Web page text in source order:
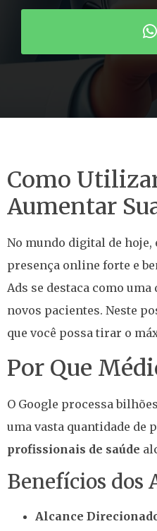
Como
Aumentar
No mundo digital de hoje,
presença online forte e
Ads se destaca como
novos pacientes. Neste
que você possa tirar o
Por Que
O Google processa
uma vasta quantidade de
profissionais de saúde
Benefícios dos
Alcance